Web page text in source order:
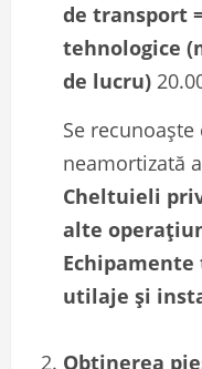
de transport
tehnologice
de lucru)
Se
neamortizată
Cheltuieli
alte
utilaje și
Obținerea